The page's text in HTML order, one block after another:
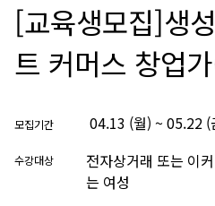
[교육생모집]생
트 커머스 창업
모집기간 04.13 (월) ~ 05.22 (
수강대상
전자상거래 또는 이
는 여성